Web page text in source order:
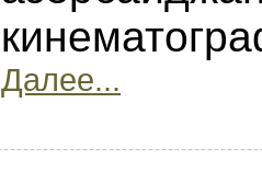
Далее...